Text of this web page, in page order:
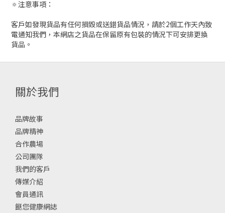
🔅注意事項：
客戶如發現貨品有任何損毀或送錯貨品情況，請於2個工作天內致
電通知我們，本網店之貨品在保留原有包裝的情況下可安排更換
貨品。
關於我們
品牌故事
品牌精神
合作農場
公司團隊
我們的客戶
傳媒介紹
會員通訊
餸您健康網誌